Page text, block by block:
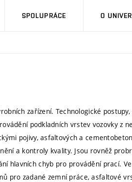
SPOLUPRÁCE O
zařízení. Technologické
podkladních vrstev vozovky z
pojivy, asfaltových a
a kontroly kvality. Jsou rovněž
hlavních chyb pro provádění prací.
pro zadané zemní práce, asfaltové